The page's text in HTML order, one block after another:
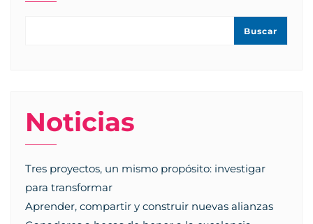
Buscar
Noticias
Tres proyectos, un mismo propósito: investigar
para transformar
Aprender, compartir y construir nuevas alianzas